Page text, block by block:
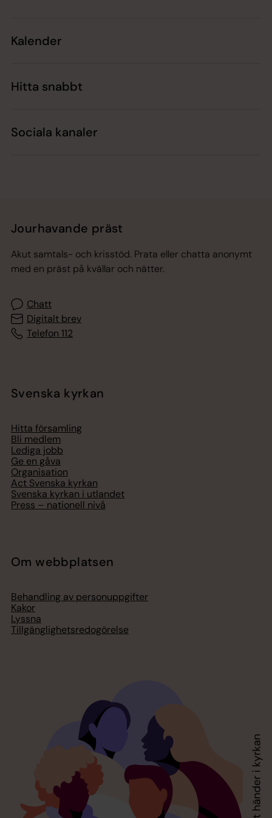
Kalender
Hitta snabbt
Sociala kanaler
Jourhavande präst
Akut samtals- och krisstöd. Prata eller chatta anonymt
med en präst på kvällar och nätter.
Chatt
Digitalt brev
Telefon 112
Svenska kyrkan
Hitta församling
Bli medlem
Lediga jobb
Ge en gåva
Organisation
Act Svenska kyrkan
Svenska kyrkan i utlandet
Press – nationell nivå
Om webbplatsen
Behandling av personuppgifter
Kakor
Lyssna
Tillgänglighetsredogörelse